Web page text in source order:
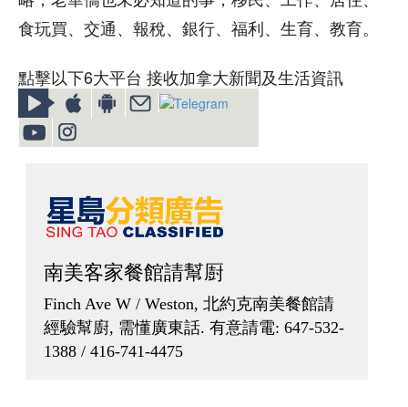
食玩買、交通、報稅、銀行、福利、生育、教育。
點擊以下6大平台 接收加拿大新聞及生活資訊